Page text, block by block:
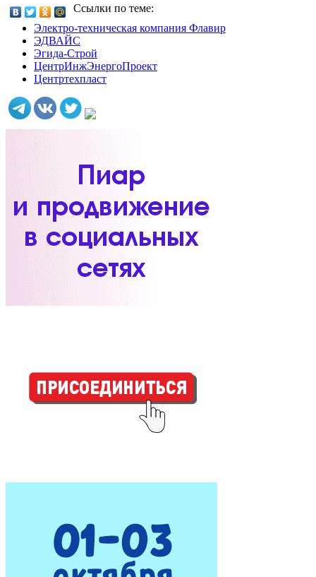
Ссылки по теме:
Электро-техническая компания Флавир
ЭДВАЙС
Эгида-Строй
ЦентрИнжЭнергоПроект
Центртехпласт